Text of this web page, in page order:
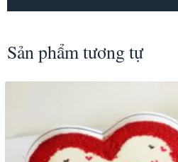
Sản phẩm tương tự